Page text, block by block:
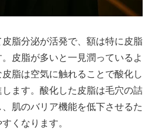
脂分泌が活発で、額は特に皮脂
皮脂が多いと一見潤っているよ
脂は空気に触れることで酸化し
ます。酸化した皮脂は毛穴の詰
肌のバリア機能を低下させるた
くなります。